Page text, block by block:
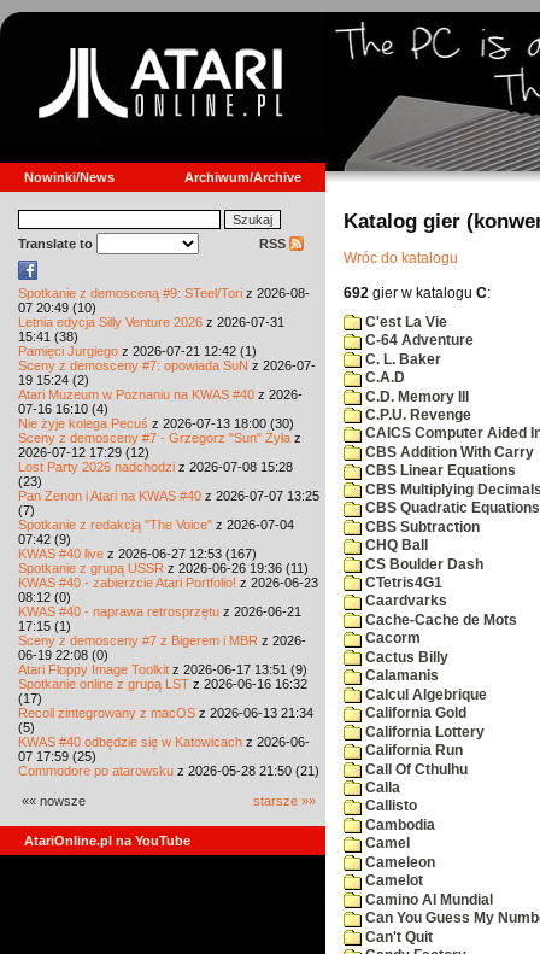
Nowinki/News Archiwum/Archive
Translate to RSS
Spotkanie z demosceną #9: STeel/Tori z 2026-08-
07 20:49 (10)
Letnia edycja Silly Venture 2026 z 2026-07-31
15:41 (38)
Pamięci Jurgiego z 2026-07-21 12:42 (1)
Sceny z demosceny #7: opowiada SuN z 2026-07-
19 15:24 (2)
Atari Muzeum w Poznaniu na KWAS #40 z 2026-
07-16 16:10 (4)
Nie żyje kolega Pecuś z 2026-07-13 18:00 (30)
Sceny z demosceny #7 - Grzegorz "Sun" Żyła z
2026-07-12 17:29 (12)
Lost Party 2026 nadchodzi z 2026-07-08 15:28
(23)
Pan Zenon i Atari na KWAS #40 z 2026-07-07 13:25
(7)
Spotkanie z redakcją "The Voice" z 2026-07-04
07:42 (9)
KWAS #40 live z 2026-06-27 12:53 (167)
Spotkanie z grupą USSR z 2026-06-26 19:36 (11)
KWAS #40 - zabierzcie Atari Portfolio! z 2026-06-23
08:12 (0)
KWAS #40 - naprawa retrosprzętu z 2026-06-21
17:15 (1)
Sceny z demosceny #7 z Bigerem i MBR z 2026-
06-19 22:08 (0)
Atari Floppy Image Toolkit z 2026-06-17 13:51 (9)
Spotkanie online z grupą LST z 2026-06-16 16:32
(17)
Recoil zintegrowany z macOS z 2026-06-13 21:34
(5)
KWAS #40 odbędzie się w Katowicach z 2026-06-
07 17:59 (25)
Commodore po atarowsku z 2026-05-28 21:50 (21)
«« nowsze starsze »»
AtariOnline.pl na YouTube
Katalog gier
Wróc do katalogu
692 gier w katalogu C:
C'est La Vie
C-64 Adventure
C. L. Baker
C.A.D
C.D. Memory III
C.P.U. Revenge
CAICS Computer Aided
CBS Addition With Carry
CBS Linear Equations
CBS Multiplying
CBS Quadratic Equations
CBS Subtraction
CHQ Ball
CS Boulder Dash
CTetris4G1
Caardvarks
Cache-Cache de Mots
Cacorm
Cactus Billy
Calamanis
Calcul Algebrique
California Gold
California Lottery
California Run
Call Of Cthulhu
Calla
Callisto
Cambodia
Camel
Cameleon
Camelot
Camino Al Mundial
Can You Guess My
Can't Quit